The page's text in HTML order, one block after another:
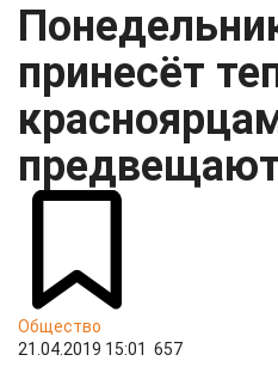
принесёт
Общество
21.04.2019 15:01 657